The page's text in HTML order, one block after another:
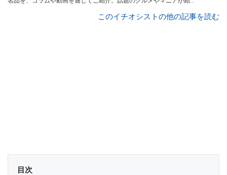
インフルエンサーが実際に使用してレビューしています。毎日トレン
このイチオシストの他の記事を読む
目次